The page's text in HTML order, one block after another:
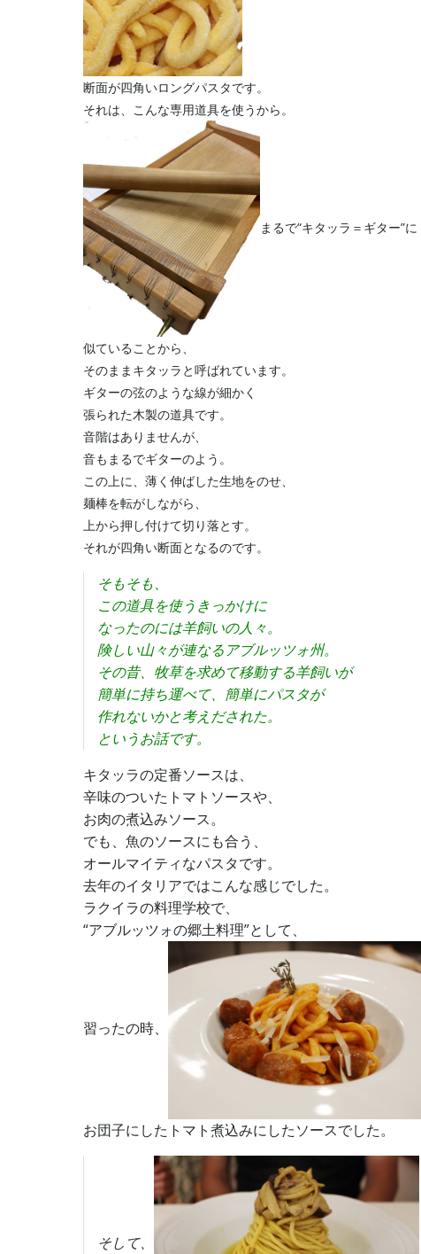
断面が四角いロングパスタです。
それは、こんな専用道具を使うから。
まるで“キタッラ＝ギター”に
似ていることから、
そのままキタッラと呼ばれています。
ギターの弦のような線が細かく
張られた木製の道具です。
音階はありませんが、
音もまるでギターのよう。
この上に、薄く伸ばした生地をのせ、
麺棒を転がしながら、
上から押し付けて切り落とす。
それが四角い断面となるのです。
そもそも、
この道具を使うきっかけに
なったのには羊飼いの人々。
険しい山々が連なるアブルッツォ州。
その昔、牧草を求めて移動する羊飼いが
簡単に持ち運べて、簡単にパスタが
作れないかと考えだされた。
というお話です。
キタッラの定番ソースは、
辛味のついたトマトソースや、
お肉の煮込みソース。
でも、魚のソースにも合う、
オールマイティなパスタです。
去年のイタリアではこんな感じでした。
ラクイラの料理学校で、
“アブルッツォの郷土料理”として、
習ったの時、
お団子にしたトマト煮込みにしたソースでした。
そして、